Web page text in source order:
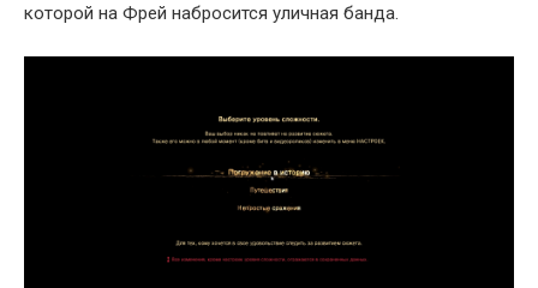
которой на Фрей набросится уличная банда.